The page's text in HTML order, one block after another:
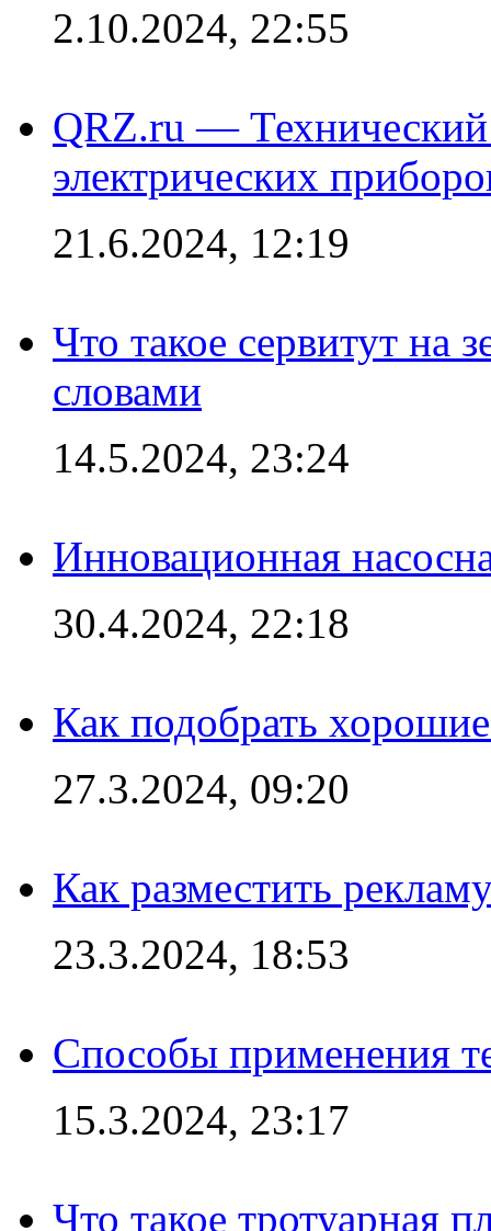
2.10.2024, 22:55
QRZ.ru — Технический
электрических
21.6.2024, 12:19
Что такое сервитут на
словами
14.5.2024, 23:24
Инновационная
30.4.2024, 22:18
Как подобрать
27.3.2024, 09:20
Как разместить
23.3.2024, 18:53
Способы применения
15.3.2024, 23:17
Что такое тротуарная